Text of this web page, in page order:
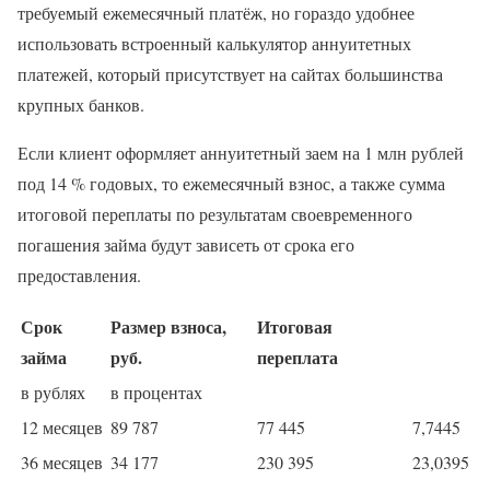
требуемый ежемесячный платёж, но гораздо удобнее
использовать встроенный калькулятор аннуитетных
платежей, который присутствует на сайтах большинства
крупных банков.
Если клиент оформляет аннуитетный заем на 1 млн рублей
под 14 % годовых, то ежемесячный взнос, а также сумма
итоговой переплаты по результатам своевременного
погашения займа будут зависеть от срока его
предоставления.
Срок
займа
Размер взноса,
руб.
Итоговая
переплата
в рублях
в процентах
12 месяцев 89 787 77 445
7,7445
36 месяцев 34 177 230 395 23,0395